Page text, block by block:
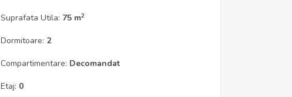
Suprafata Utila: 75 m2
Dormitoare: 2
Compartimentare: Decomandat
Etaj: 0